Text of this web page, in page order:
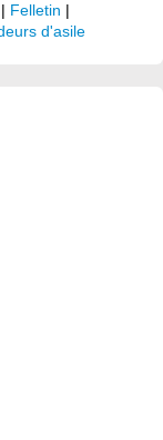
| Felletin |
d'asile